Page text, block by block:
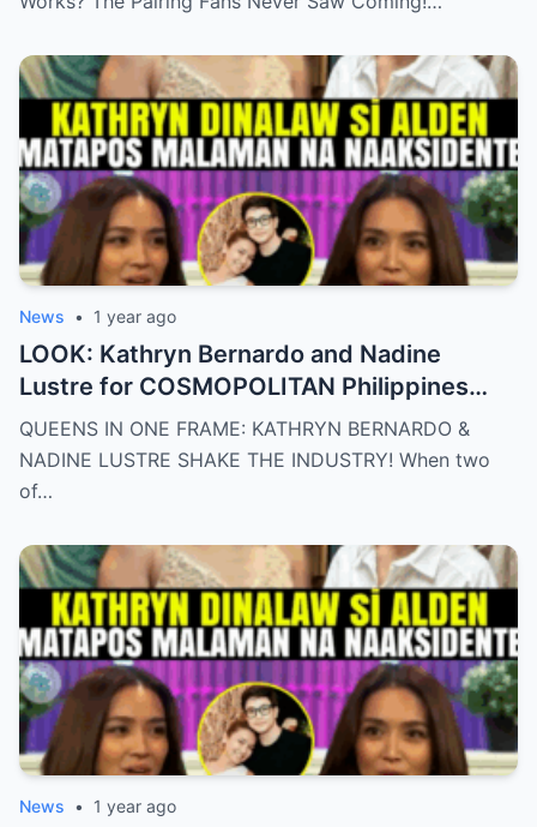
News • 1 year ago
LOOK: Kathryn Bernardo and Nadine
Lustre for COSMOPOLITAN Philippines
May 2025 issue.
QUEENS IN ONE FRAME: KATHRYN BERNARDO &
NADINE LUSTRE SHAKE THE INDUSTRY! When two
of…
News • 1 year ago